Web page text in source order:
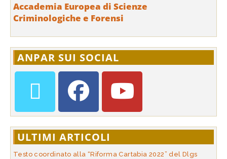
Accademia Europea di Scienze
Criminologiche e Forensi
ANPAR SUI SOCIAL
ULTIMI ARTICOLI
Testo coordinato alla “Riforma Cartabia 2022” del Dlgs